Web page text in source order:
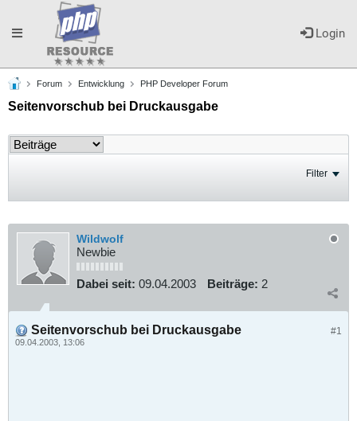
Login
Toggle
navigation
Forum Entwicklung PHP Developer Forum
Seitenvorschub bei Druckausgabe
Filter
Wildwolf
Newbie
Dabei seit: 09.04.2003 Beiträge: 2
#1
Seitenvorschub bei Druckausgabe
09.04.2003, 13:06